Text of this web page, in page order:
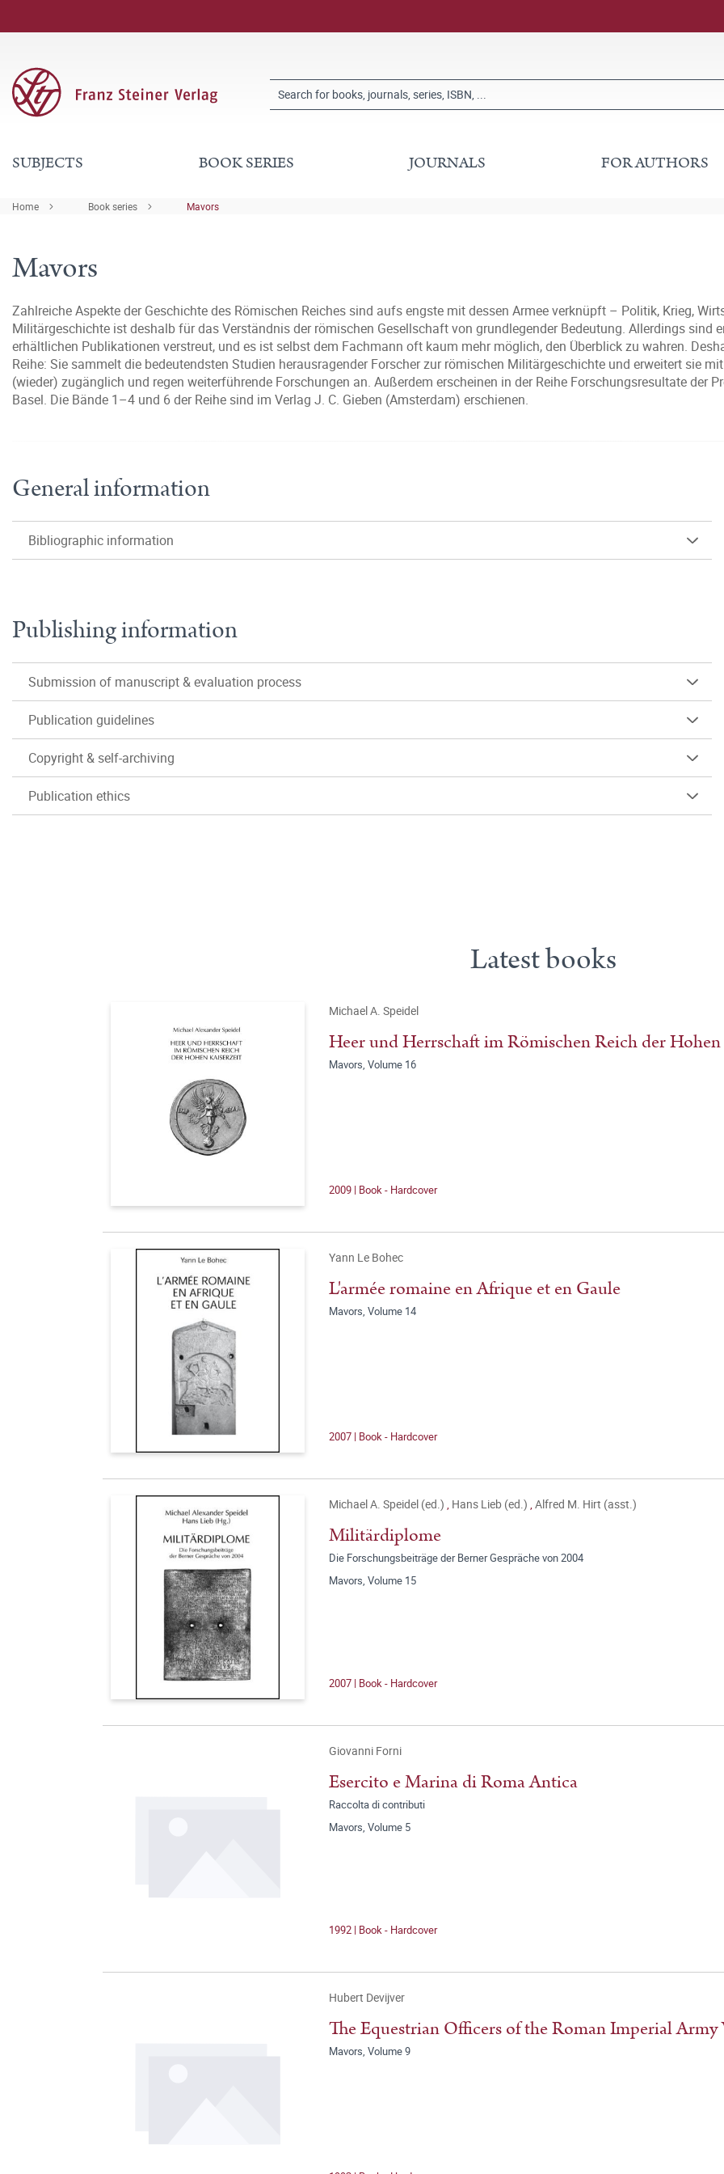
SUBJECTS BOOK SERIES JOURNALS FOR AUTHORS
Home Book series Mavors
Mavors
Zahlreiche Aspekte der Geschichte des Römischen Reiches sind aufs engste mit dessen Armee verknüpft – Politik, Krieg,
Militärgeschichte ist deshalb für das Verständnis der römischen Gesellschaft von grundlegender Bedeutung. Allerdings sind
erhältlichen Publikationen verstreut, und es ist selbst dem Fachmann oft kaum mehr möglich, den Überblick zu wahren.
Reihe: Sie sammelt die bedeutendsten Studien herausragender Forscher zur römischen Militärgeschichte und erweitert sie
(wieder) zugänglich und regen weiterführende Forschungen an. Außerdem erscheinen in der Reihe Forschungsresultate der
Basel. Die Bände 1–4 und 6 der Reihe sind im Verlag J. C. Gieben (Amsterdam) erschienen.
General information
Bibliographic information
Publishing information
Submission of manuscript & evaluation process
Publication guidelines
Copyright & self-archiving
Publication ethics
Latest books
Michael A. Speidel
Heer und Herrschaft im Römischen Reich der
Mavors, Volume 16
2009 | Book - Hardcover
Yann Le Bohec
L'armée romaine en Afrique et en Gaule
Mavors, Volume 14
2007 | Book - Hardcover
Michael A. Speidel (ed.) Hans Lieb (ed.) Alfred M. Hirt (asst.)
Militärdiplome
Die Forschungsbeiträge der Berner Gespräche von 2004
Mavors, Volume 15
2007 | Book - Hardcover
Giovanni Forni
Esercito e Marina di Roma Antica
Raccolta di contributi
Mavors, Volume 5
1992 | Book - Hardcover
Hubert Devijver
The Equestrian Officers of the Roman Imperial
Mavors, Volume 9